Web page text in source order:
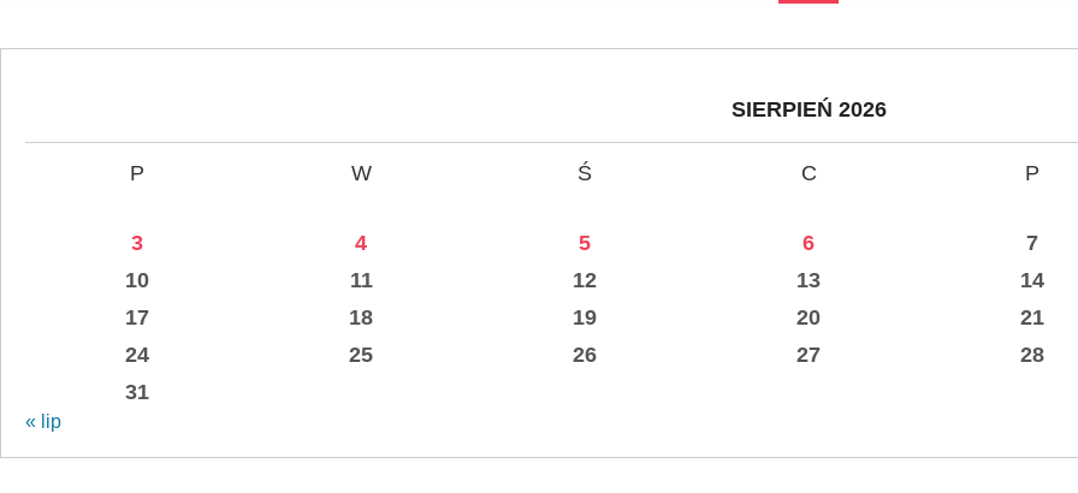
SIERPIEŃ 2026
P W Ś C P
3
4 5 6 7
10
11 12 13 14
17
18 19 20 21
24
25 26 27 28
31
« lip